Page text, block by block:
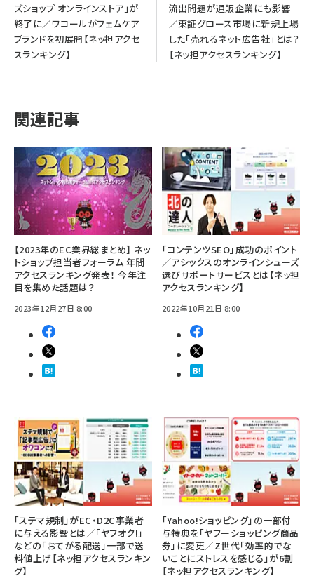
ズショップ オンラインストア」が
終了に／ワコールがフェムケア
ブランドを初展開【ネッ担アクセ
スランキング】
流出問題が通販企業にも影響
／東証グロース市場に新規上場
した「売れるネット広告社」とは？
【ネッ担アクセスランキング】
関連記事
【2023年のEC業界総まとめ】 ネッ
トショップ担当者フォーラム 年間
アクセスランキング発表！ 今年注
目を集めた話題は？
2023年12月27日 8:00
「コンテンツSEO」成功のポイント
／アシックスのオンラインシューズ
選びサポートサービスとは【ネッ担
アクセスランキング】
2022年10月21日 8:00
「ステマ規制」がEC・D2C事業者
に与える影響とは／「ヤフオク!」
などの「おてがる配送」一部で送
料値上げ【ネッ担アクセスランキン
グ】
「Yahoo!ショッピング」の一部付
与特典を「ヤフーショッピング商品
券」に変更／Z世代「効率的でな
いことにストレスを感じる」が6割
【ネッ担アクセスランキング】